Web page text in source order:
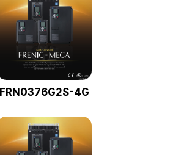
FRN0376G2S-4G